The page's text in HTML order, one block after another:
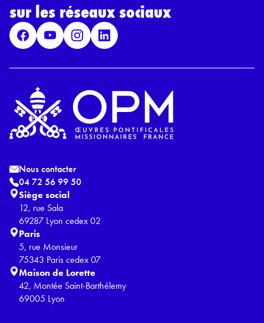
P
D
*
sur les réseaux sociaux
Nous contacter
04 72 56 99 50
Siège social
12, rue Sala
69287 Lyon cedex 02
Paris
5, rue Monsieur
75343 Paris cedex 07
Maison de Lorette
42, Montée Saint-Barthélemy
69005 Lyon